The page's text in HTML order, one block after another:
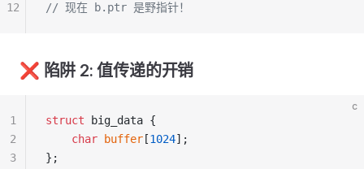
// 现在 b.ptr 是野指针！
12
❌ 陷阱 2: 值传递的开销
c
struct big_data {
    char
buffer [1024];
};
1
2
3